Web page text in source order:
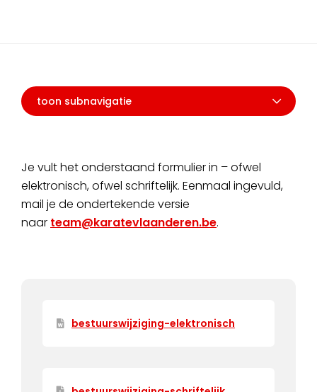
toon subnavigatie
Je vult het onderstaand formulier in – ofwel
elektronisch, ofwel schriftelijk. Eenmaal ingevuld,
mail je de ondertekende versie
naar team@karatevlaanderen.be.
bestuurswijziging-elektronisch